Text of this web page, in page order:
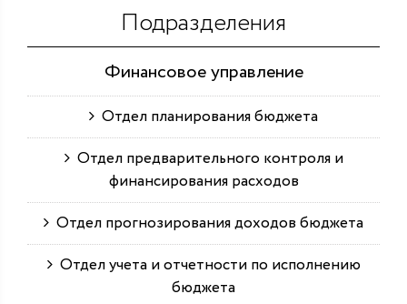
Подразделения
Финансовое управление
Отдел планирования бюджета
Отдел предварительного контроля и
финансирования расходов
Отдел прогнозирования доходов бюджета
Отдел учета и отчетности по исполнению
бюджета